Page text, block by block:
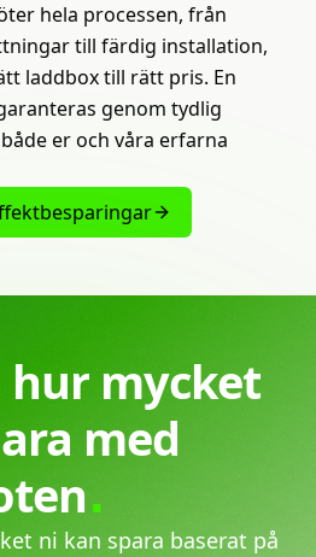
hela processen, från
till färdig installation,
laddbox till rätt pris. En
genom tydlig
er och våra erfarna
hur mycket
med
ni kan spara baserat på